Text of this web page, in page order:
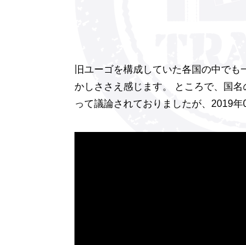
旧ユーゴを構成していた各国の中で
かしささえ感じます。 ところで、国
って議論されておりましたが、2019